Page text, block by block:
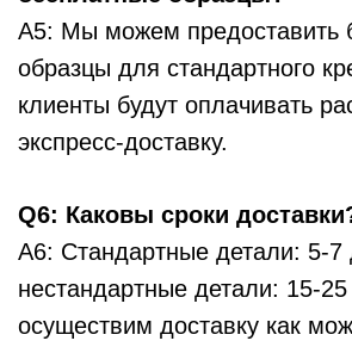
A5: Мы можем предоставить
образцы для стандартного
клиенты будут оплачивать
экспресс-доставку.
Q6: Каковы сроки
A6: Стандартные детали: 5-7
нестандартные детали: 15-
осуществим доставку как